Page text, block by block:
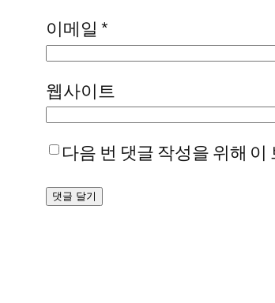
이메일 *
웹사이트
다음 번 댓글 작성을 위해